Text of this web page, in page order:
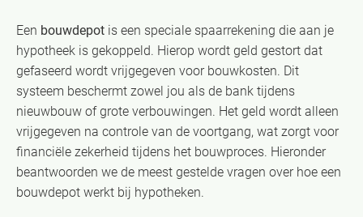
Een bouwdepot is een speciale spaarrekening die aan je
hypotheek is gekoppeld. Hierop wordt geld gestort dat
gefaseerd wordt vrijgegeven voor bouwkosten. Dit
systeem beschermt zowel jou als de bank tijdens
nieuwbouw of grote verbouwingen. Het geld wordt alleen
vrijgegeven na controle van de voortgang, wat zorgt voor
financiële zekerheid tijdens het bouwproces. Hieronder
beantwoorden we de meest gestelde vragen over hoe een
bouwdepot werkt bij hypotheken.